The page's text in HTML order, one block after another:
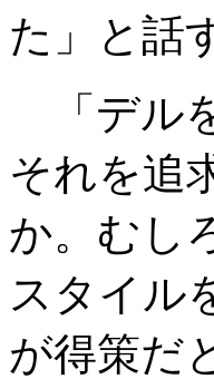
た」と話
「デル
それを追
か。むし
スタイル
が得策だ